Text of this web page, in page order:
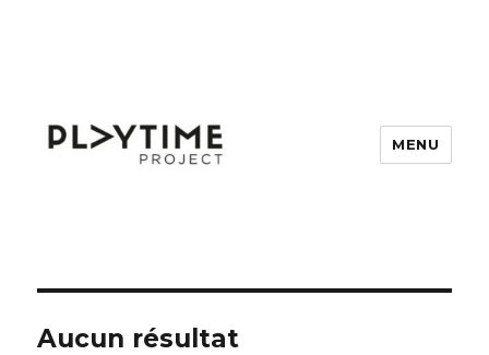
MENU
Aucun résultat